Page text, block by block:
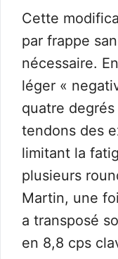
Cette
par frappe
nécessaire.
léger «
quatre
tendons des
limitant la
plusieurs
Martin, une
a transposé
en 8,8 cps